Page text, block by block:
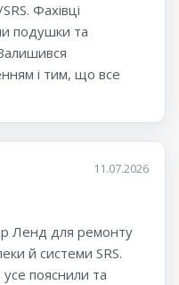
Фахівці
подушки та
і тим, що все
11.07.2026
Ленд для ремонту
й системи SRS.
пояснили та